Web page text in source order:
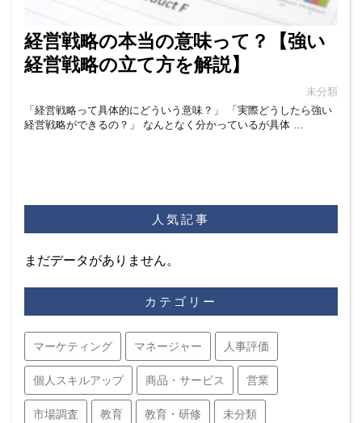
経営戦略の本当の意味って？【強い
経営戦略の立て方を解説】
未分類
「経営戦略って具体的にどういう意味？」 「実際どうしたら強い
経営戦略ができるの？」 なんとなく分かっているが具体 …
人気記事
まだデータがありません。
カテゴリー
マーケティング マネージャー 人事評価
個人スキルアップ 商品・サービス 営業
市場調査 教育 教育・研修 未分類